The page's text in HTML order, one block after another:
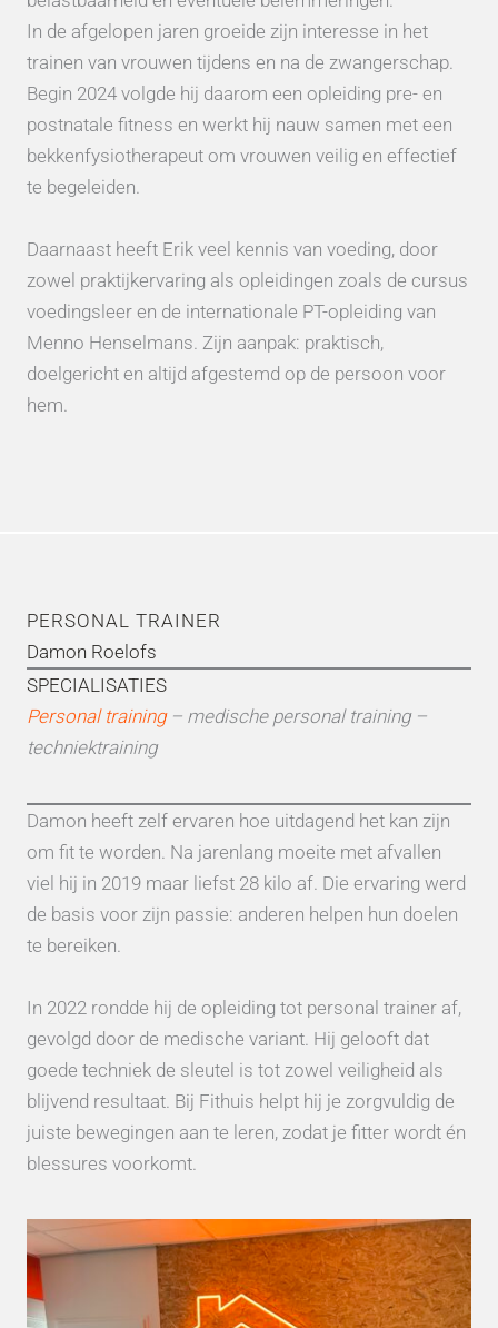
In de afgelopen jaren groeide zijn interesse in het
trainen van vrouwen tijdens en na de zwangerschap.
Begin 2024 volgde hij daarom een opleiding pre- en
postnatale fitness en werkt hij nauw samen met een
bekkenfysiotherapeut om vrouwen veilig en effectief
te begeleiden.
Daarnaast heeft Erik veel kennis van voeding, door
zowel praktijkervaring als opleidingen zoals de cursus
voedingsleer en de internationale PT-opleiding van
Menno Henselmans. Zijn aanpak: praktisch,
doelgericht en altijd afgestemd op de persoon voor
hem.
PERSONAL TRAINER
Damon Roelofs
SPECIALISATIES
Personal training– medische personal training –
techniektraining
Damon heeft zelf ervaren hoe uitdagend het kan zijn
om fit te worden. Na jarenlang moeite met afvallen
viel hij in 2019 maar liefst 28 kilo af. Die ervaring werd
de basis voor zijn passie: anderen helpen hun doelen
te bereiken.
In 2022 rondde hij de opleiding tot personal trainer af,
gevolgd door de medische variant. Hij gelooft dat
goede techniek de sleutel is tot zowel veiligheid als
blijvend resultaat. Bij Fithuis helpt hij je zorgvuldig de
juiste bewegingen aan te leren, zodat je fitter wordt én
blessures voorkomt.